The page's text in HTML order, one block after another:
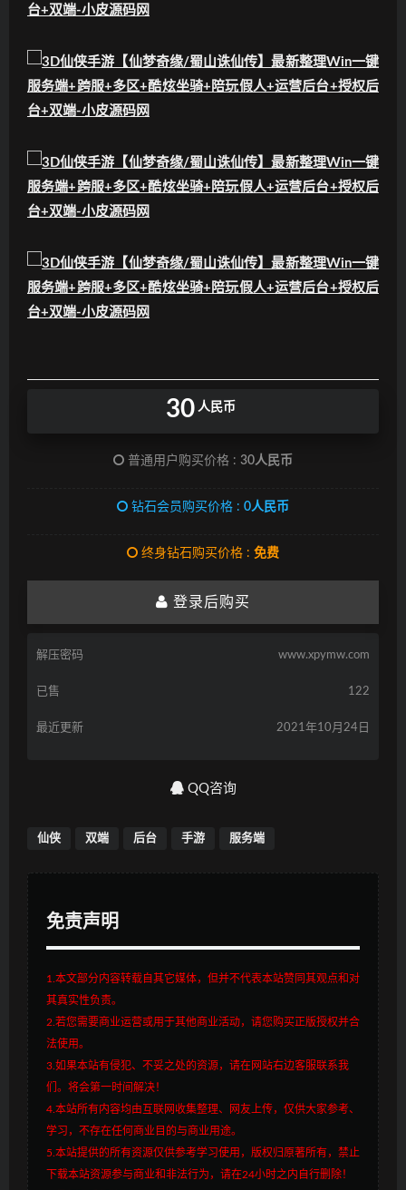
30 人民币
普通用户购买价格 : 30人民币
钻石会员购买价格 : 0人民币
终身钻石购买价格 : 免费
登录后购买
解压密码 www.xpymw.com
已售 122
最近更新 2021年10月24日
QQ咨询
仙侠 双端 后台 手游 服务端
免责声明
1.本文部分内容转载自其它媒体，但并不代表本站赞同其观点和对
其真实性负责。
2.若您需要商业运营或用于其他商业活动，请您购买正版授权并合
法使用。
3.如果本站有侵犯、不妥之处的资源，请在网站右边客服联系我
们。将会第一时间解决！
4.本站所有内容均由互联网收集整理、网友上传，仅供大家参考、
学习，不存在任何商业目的与商业用途。
5.本站提供的所有资源仅供参考学习使用，版权归原著所有，禁止
下载本站资源参与商业和非法行为，请在24小时之内自行删除！